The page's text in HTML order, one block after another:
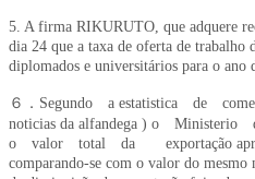
5. A firma RIKURUTO, que adquere
dia 24 que a taxa de oferta de trabalho
diplomados e universitários para o ano
６．Segundo a estatistica de
noticias da alfandega ) o
o valor total da exportação
comparando-se com o valor do mesmo